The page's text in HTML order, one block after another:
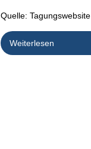
Quelle: Tagungswebsite
Weiterlesen